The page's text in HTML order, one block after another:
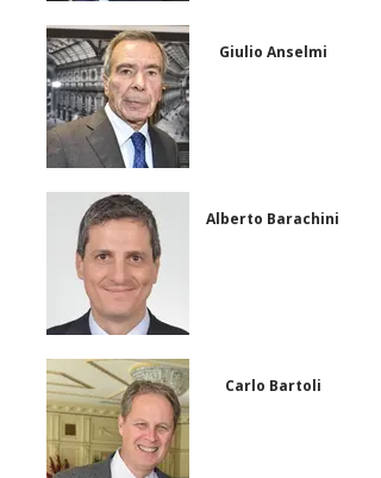
Giulio Anselmi
Alberto Barachini
Carlo Bartoli